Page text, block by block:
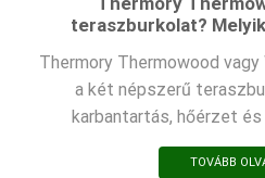
teraszburkolat?
Thermory Thermowood
a két népszerű
karbantartás, hőérzet és
TOVÁBB